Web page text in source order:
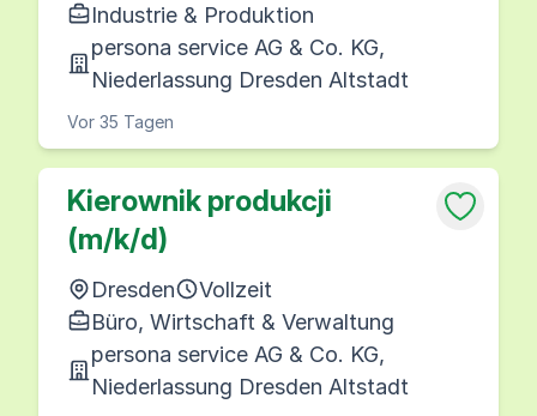
Industrie & Produktion
persona service AG & Co. KG,
Niederlassung Dresden Altstadt
Vor 35 Tagen
Kierownik produkcji
(m/k/d)
Dresden
Vollzeit
Büro, Wirtschaft & Verwaltung
persona service AG & Co. KG,
Niederlassung Dresden Altstadt